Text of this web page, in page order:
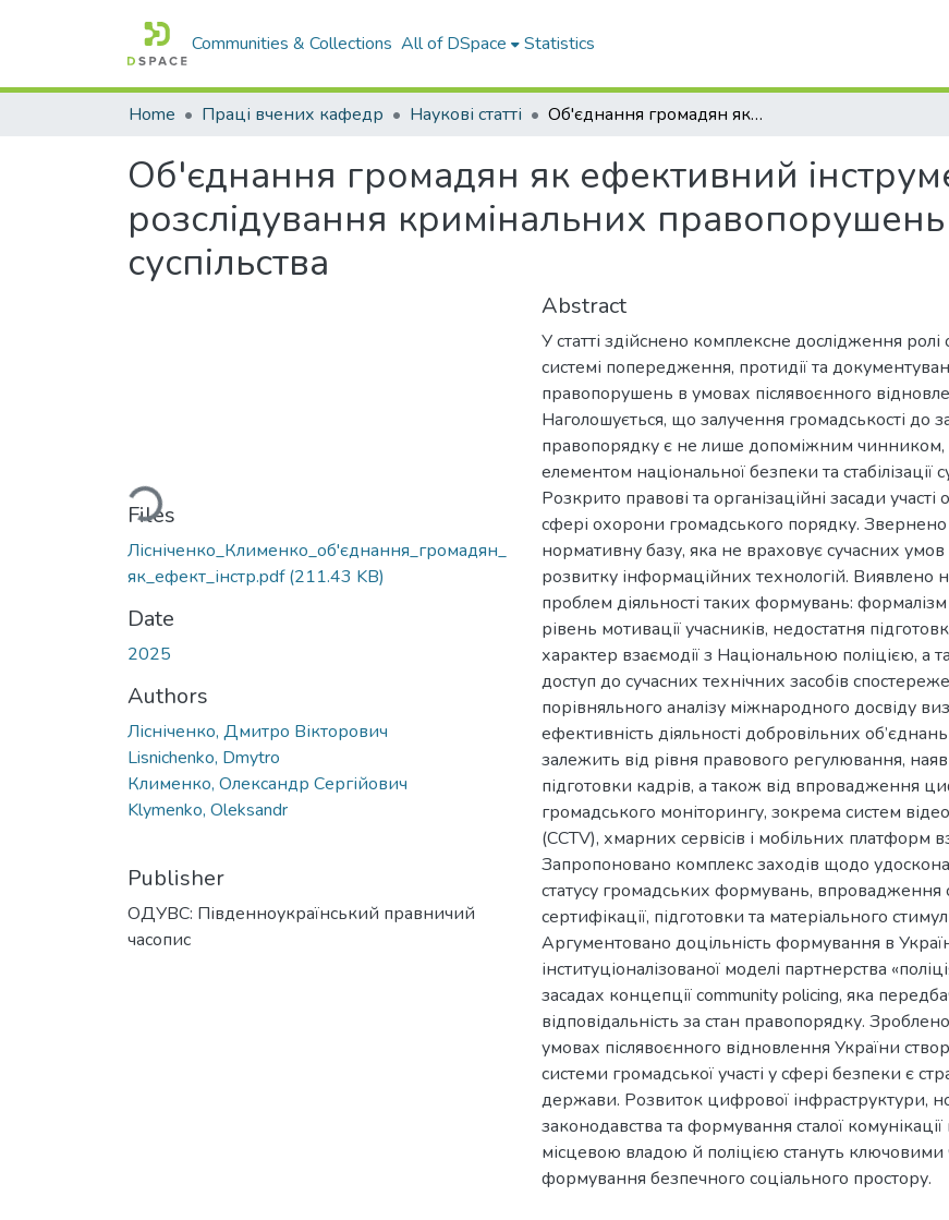
Communities & Collections All of DSpace Statistics
Home Праці вчених кафедр Наукові статті Об'єднання громадян як ефективний інструмент попередження та розслідування кримінальних правопорушень в світлі цифровізації суспільства
Об'єднання громадян як ефективний
розслідування кримінальних правопорушень
суспільства
Loading...
Files
Лісніченко_Клименко_об'єднання_громадян_
як_ефект_інстр.pdf(211.43 KB)
Date
2025
Authors
Лісніченко, Дмитро Вікторович
Lisnichenko, Dmytro
Клименко, Олександр Сергійович
Klymenko, Oleksandr
Publisher
ОДУВС: Південноукраїнський правничий
часопис
Abstract
У статті здійснено комплексне дослідження
системі попередження, протидії та
правопорушень в умовах післявоєнного
Наголошується, що залучення громадськості до
правопорядку є не лише допоміжним чинником,
елементом національної безпеки та стабілізації
Розкрито правові та організаційні засади
сфері охорони громадського порядку. Звернено
нормативну базу, яка не враховує сучасних умов
розвитку інформаційних технологій. Виявлено
проблем діяльності таких формувань:
рівень мотивації учасників, недостатня
характер взаємодії з Національною поліцією,
доступ до сучасних технічних засобів
порівняльного аналізу міжнародного досвіду
ефективність діяльності добровільних
залежить від рівня правового регулювання,
підготовки кадрів, а також від впровадження
громадського моніторингу, зокрема систем
(CCTV), хмарних сервісів і мобільних платформ
Запропоновано комплекс заходів щодо
статусу громадських формувань, впровадження
сертифікації, підготовки та матеріального
Аргументовано доцільність формування в
інституціоналізованої моделі партнерства
засадах концепції community policing, яка
відповідальність за стан правопорядку.
умовах післявоєнного відновлення України
системи громадської участі у сфері безпеки є
держави. Розвиток цифрової інфраструктури,
законодавства та формування сталої
місцевою владою й поліцією стануть
формування безпечного соціального простору.